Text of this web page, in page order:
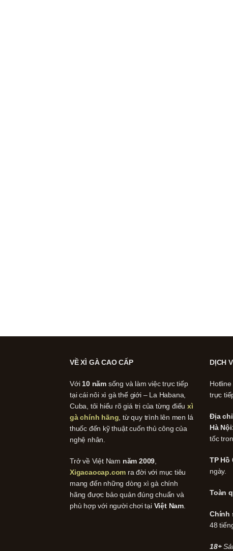
VỀ XÌ GÀ CAO CẤP
Với 10 năm sống và làm việc trực tiếp
tại cái nôi xì gà thế giới – La Habana,
Cuba, tôi hiểu rõ giá trị của từng điếuxì
gà chính hãng , từ quy trình lên men lá
thuốc đến kỹ thuật cuốn thủ công của
nghệ nhân.
Trở về Việt Nam năm 2009
Xigacaocap.com ra đời với mục tiêu
mang đến những dòng xì gà chính
hãng được bảo quản đúng chuẩn và
phù hợp với người chơi tại Việt Nam
DỊCH
trực
Địa
Hà
tốc
TP Hồ
ngày.
Toàn
Chính
48
18+